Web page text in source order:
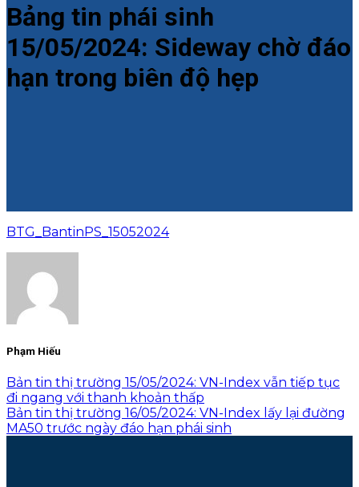
Bảng tin phái sinh
15/05/2024: Sideway chờ đáo
hạn trong biên độ hẹp
BTG_BantinPS_15052024
Phạm Hiếu
Bản tin thị trường 15/05/2024: VN-Index vẫn tiếp tục
đi ngang với thanh khoản thấp
Bản tin thị trường 16/05/2024: VN-Index lấy lại đường
MA50 trước ngày đáo hạn phái sinh